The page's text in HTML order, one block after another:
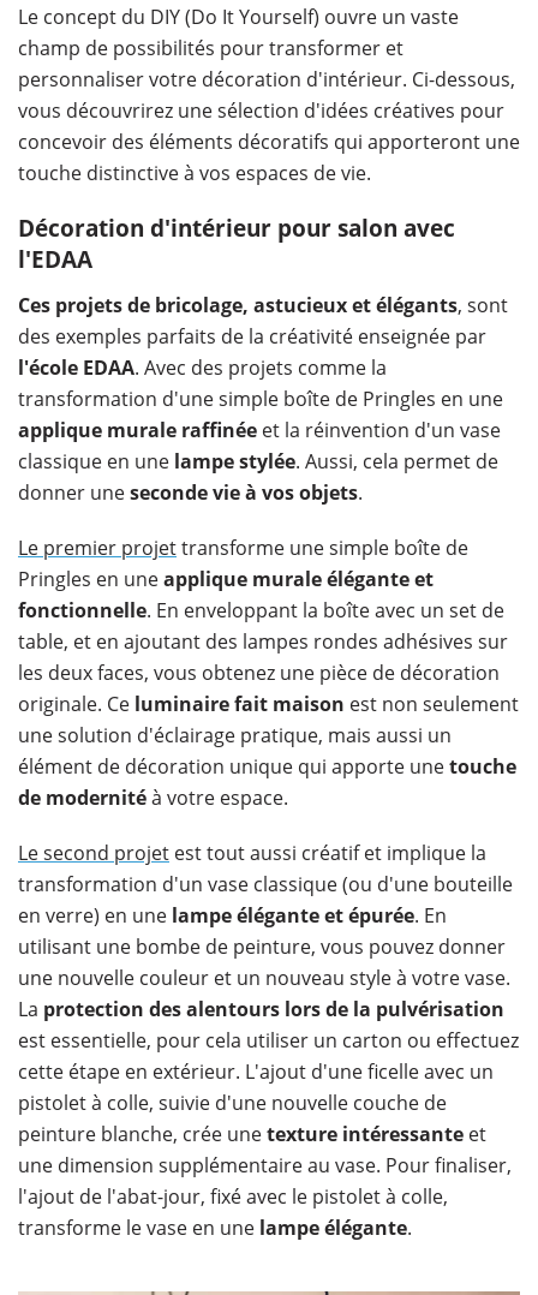
Le concept du DIY (Do It Yourself) ouvre un vaste
champ de possibilités pour transformer et
personnaliser votre décoration d'intérieur. Ci-dessous,
vous découvrirez une sélection d'idées créatives pour
concevoir des éléments décoratifs qui apporteront une
touche distinctive à vos espaces de vie.
Décoration d'intérieur pour salon avec
l'EDAA
Ces projets de bricolage, astucieux et élégants, sont
des exemples parfaits de la créativité enseignée par
l'école EDAA. Avec des projets comme la
transformation d'une simple boîte de Pringles en une
applique murale raffinée et la réinvention d'un vase
classique en une lampe stylée. Aussi, cela permet de
donner uneseconde vie à vos objets.
Le premier projettransforme une simple boîte de
Pringles en uneapplique murale élégante et
fonctionnelle. En enveloppant la boîte avec un set de
table, et en ajoutant des lampes rondes adhésives sur
les deux faces, vous obtenez une pièce de décoration
originale. Ce luminaire fait maison est non seulement
une solution d'éclairage pratique, mais aussi un
élément de décoration unique qui apporte unetouche
de modernitéà votre espace.
Le second projet est tout aussi créatif et implique la
transformation d'un vase classique (ou d'une bouteille
en verre) en une lampe élégante et épurée. En
utilisant une bombe de peinture, vous pouvez donner
une nouvelle couleur et un nouveau style à votre vase.
La protection des alentours lors de la pulvérisation
est essentielle, pour cela utiliser un carton ou effectuez
cette étape en extérieur. L'ajout d'une ficelle avec un
pistolet à colle, suivie d'une nouvelle couche de
peinture blanche, crée unetexture intéressante et
une dimension supplémentaire au vase. Pour finaliser,
l'ajout de l'abat-jour, fixé avec le pistolet à colle,
transforme le vase en une lampe élégante.